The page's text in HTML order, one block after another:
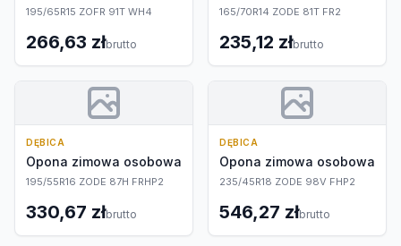
195/65R15 ZOFR 91T WH4
266,63 złbrutto
165/70R14 ZODE 81T FR2
235,12 złbrutto
DĘBICA
Opona zimowa osobowa
195/55R16 ZODE 87H FRHP2
330,67 złbrutto
DĘBICA
Opona zimowa osobowa
235/45R18 ZODE 98V FHP2
546,27 złbrutto